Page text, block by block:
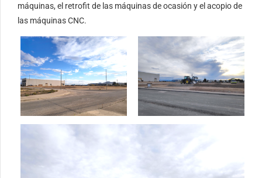
máquinas, el retrofit de las máquinas de ocasión y el acopio de
las máquinas CNC.